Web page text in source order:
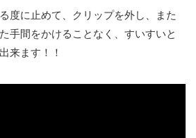
度に止めて、クリップを外し、また
手間をかけることなく、すいすいと
来ます！！